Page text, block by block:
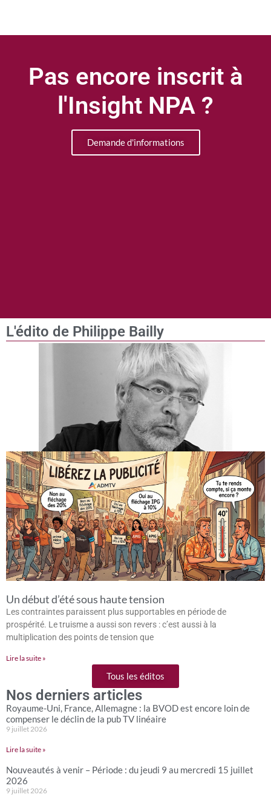
Pas encore inscrit à
l'Insight NPA ?
Demande d'informations
L'édito de Philippe Bailly
Un début d’été sous haute tension
Les contraintes paraissent plus supportables en période de
prospérité. Le truisme a aussi son revers : c’est aussi à la
multiplication des points de tension que
Lire la suite »
Tous les éditos
Nos derniers articles
Royaume-Uni, France, Allemagne : la BVOD est encore loin de
compenser le déclin de la pub TV linéaire
9 juillet 2026
Lire la suite »
Nouveautés à venir – Période : du jeudi 9 au mercredi 15 juillet
2026
9 juillet 2026